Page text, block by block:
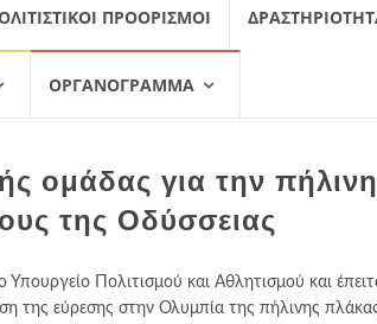
ΠΡΟΟΡΙΣΜΟΊ
ΟΡΓΑΝΌΓΡΑΜΜΑ
ομάδας για την
της Οδύσσειας
Πολιτισμού και Αθλητισμού και
της εύρεσης στην Ολυμπία της πήλινης